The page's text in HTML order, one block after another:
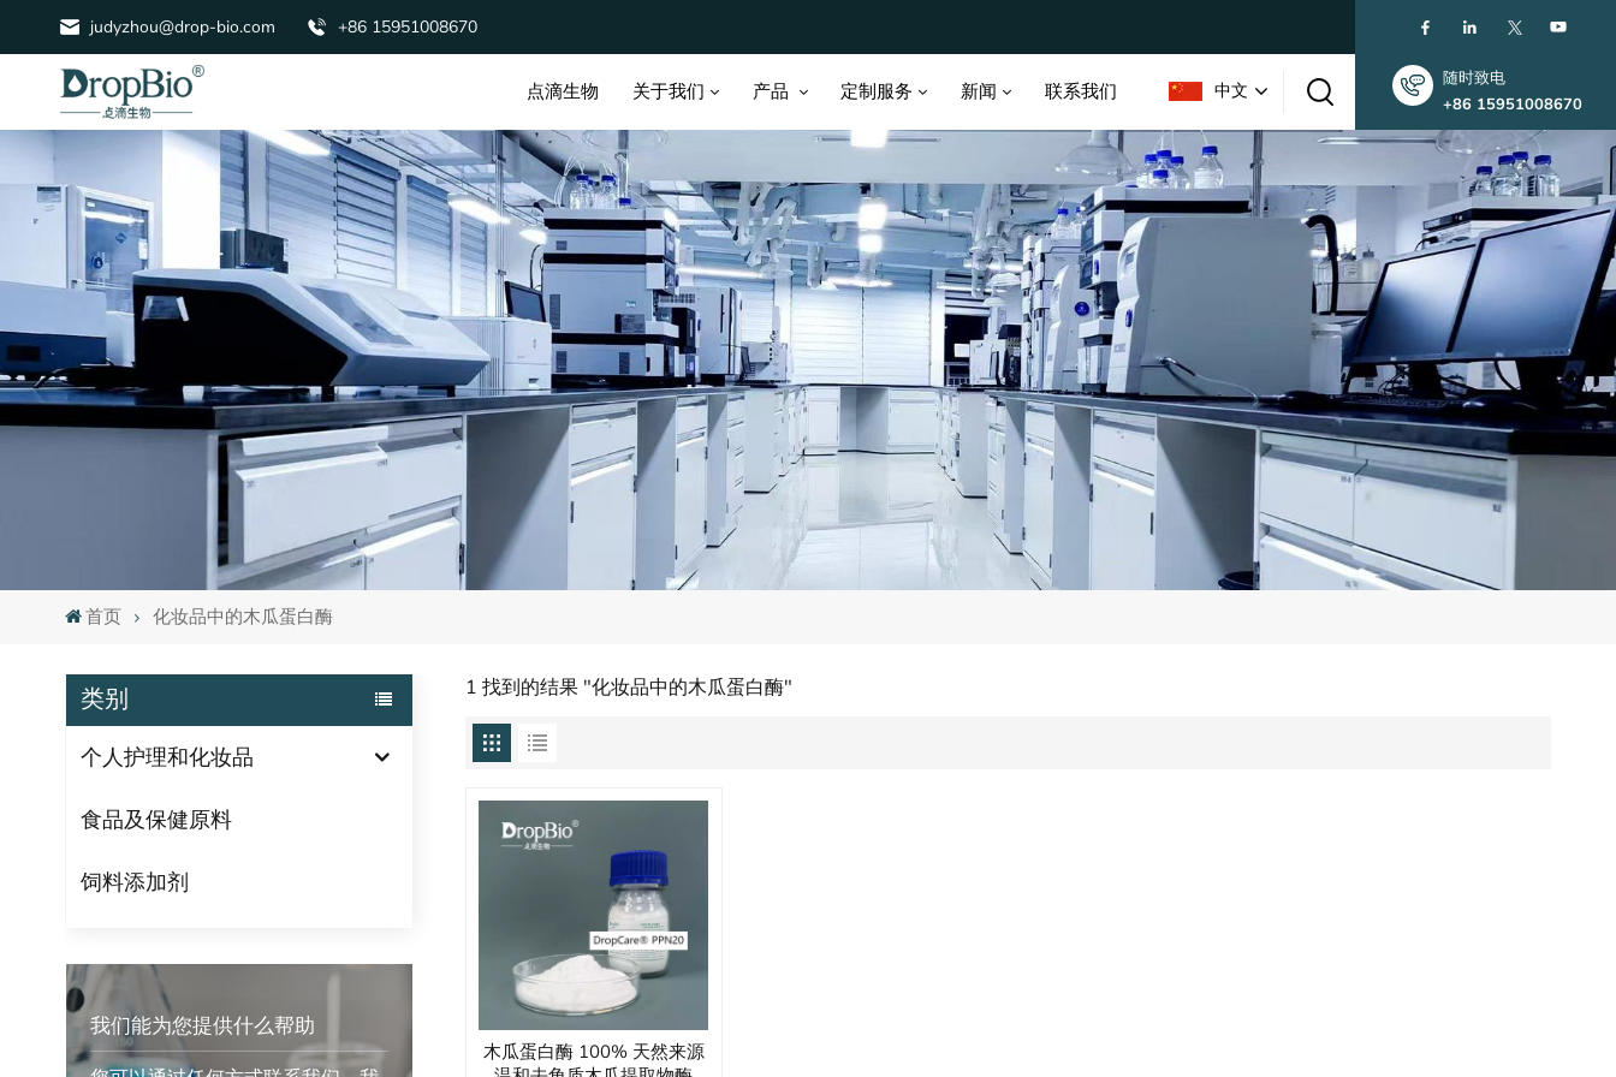
judyzhou@drop-bio.com +86 15951008670
点滴生物 关于我们 产品 定制服务 新闻 联系我们 中文
English
中文
随时致电
+86 15951008670
首页 化妆品中的木瓜蛋白酶
类别
个人护理和化妆品
食品及保健原料
饲料添加剂
我们能为您提供什么帮助
1 找到的结果 "化妆品中的木瓜蛋白酶"
木瓜蛋白酶 100% 天然来源